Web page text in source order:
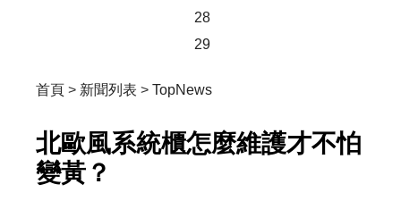
28
29
首頁 > 新聞列表 > TopNews
北歐風系統櫃怎麼維護才不怕
變黃？